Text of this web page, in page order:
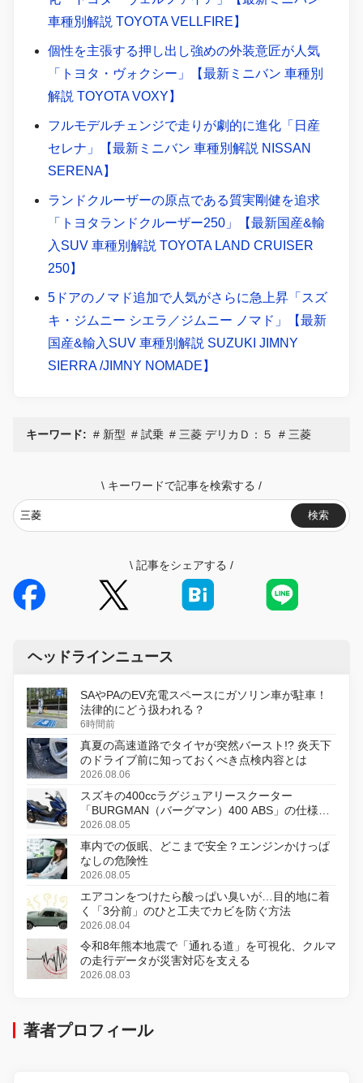
車種別解説 TOYOTA VELLFIRE】
個性を主張する押し出し強めの外装意匠が人気
「トヨタ・ヴォクシー」【最新ミニバン 車種別
解説 TOYOTA VOXY】
フルモデルチェンジで走りが劇的に進化「日産
セレナ」【最新ミニバン 車種別解説 NISSAN
SERENA】
ランドクルーザーの原点である質実剛健を追求
「トヨタランドクルーザー250」【最新国産&輸
入SUV 車種別解説 TOYOTA LAND CRUISER
250】
5ドアのノマド追加で人気がさらに急上昇「スズ
キ・ジムニー シエラ／ジムニー ノマド」【最新
国産&輸入SUV 車種別解説 SUZUKI JIMNY
SIERRA /JIMNY NOMADE】
キーワード: 新型 試乗 三菱 デリカＤ：５ 三菱
\ キーワードで記事を検索する /
検索
\ 記事をシェアする /
ヘッドラインニュース
SAやPAのEV充電スペースにガソリン車が駐車！
法律的にどう扱われる？
6時間前
真夏の高速道路でタイヤが突然バースト!? 炎天下
のドライブ前に知っておくべき点検内容とは
2026.08.06
スズキの400ccラグジュアリースクーター
「BURGMAN（バーグマン）400 ABS」の仕様を
変更し、8月18日に発売
2026.08.05
車内での仮眠、どこまで安全？エンジンかけっぱ
なしの危険性
2026.08.05
エアコンをつけたら酸っぱい臭いが…目的地に着
く「3分前」のひと工夫でカビを防ぐ方法
2026.08.04
令和8年熊本地震で「通れる道」を可視化、クルマ
の走行データが災害対応を支える
2026.08.03
著者プロフィール